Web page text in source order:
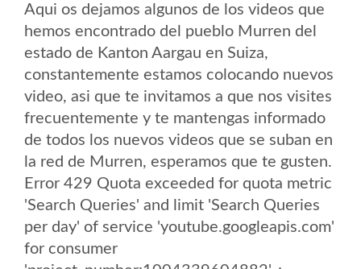
Aqui os dejamos algunos de los videos que
hemos encontrado del pueblo Murren del
estado de Kanton Aargau en Suiza,
constantemente estamos colocando nuevos
video, asi que te invitamos a que nos visites
frecuentemente y te mantengas informado
de todos los nuevos videos que se suban en
la red de Murren, esperamos que te gusten.
Error 429 Quota exceeded for quota metric
'Search Queries' and limit 'Search Queries
per day' of service 'youtube.googleapis.com'
for consumer